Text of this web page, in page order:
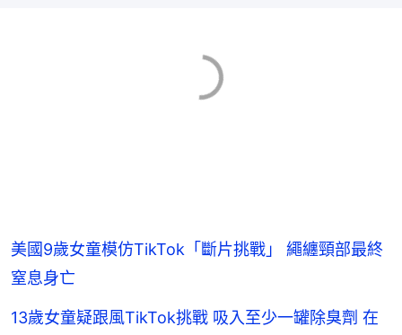
美國9歲女童模仿TikTok「斷片挑戰」 繩纏頸部最終
窒息身亡
13歲女童疑跟風TikTok挑戰 吸入至少一罐除臭劑 在